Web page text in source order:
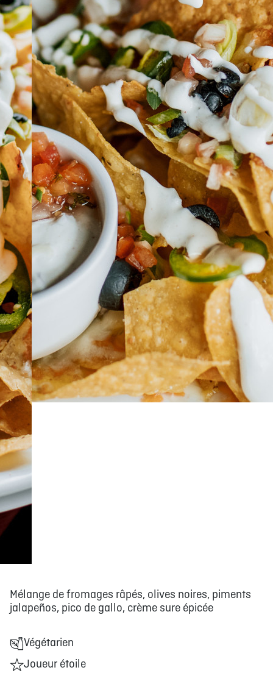
À PROPOS EMPLOIS EN ÉPICERIE BOUTIQUE
TRAITEUR ÉVÉNEMENTIEL NOUS JOINDRE
DONNER VOTRE OPINION
Mélange de fromages râpés, olives noires, piments
jalapeños, pico de gallo, crème sure épicée
Végétarien
Joueur étoile